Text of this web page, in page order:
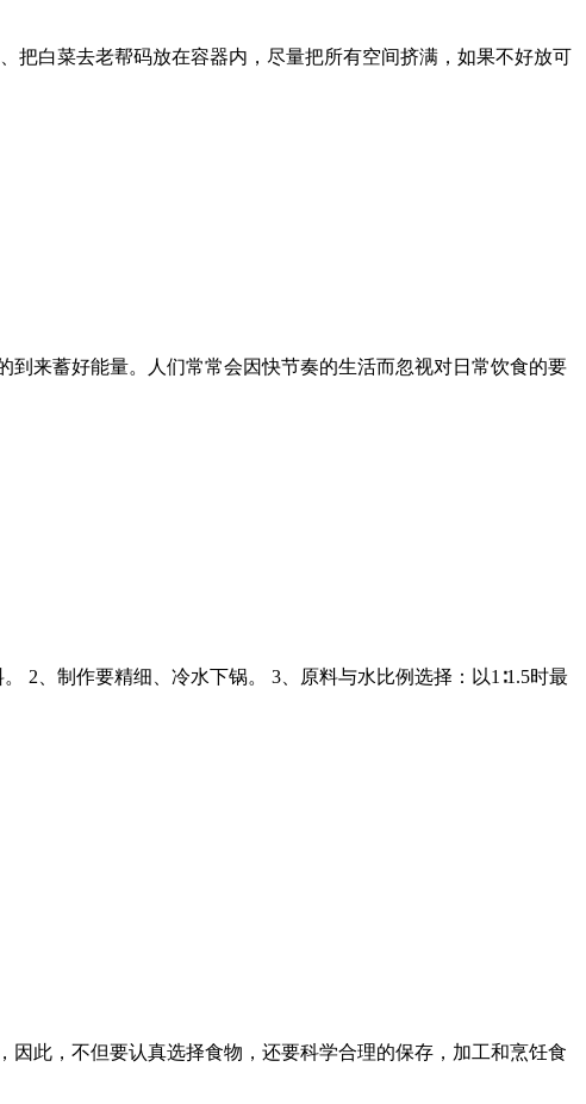
把白菜去老帮码放在容器内，尽量把所有空间挤满，如果不好放可
来蓄好能量。人们常常会因快节奏的生活而忽视对日常饮食的要
2、制作要精细、冷水下锅。 3、原料与水比例选择：以1∶1.5时最
此，不但要认真选择食物，还要科学合理的保存，加工和烹饪食